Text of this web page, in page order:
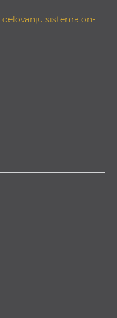
delovanju sistema on-